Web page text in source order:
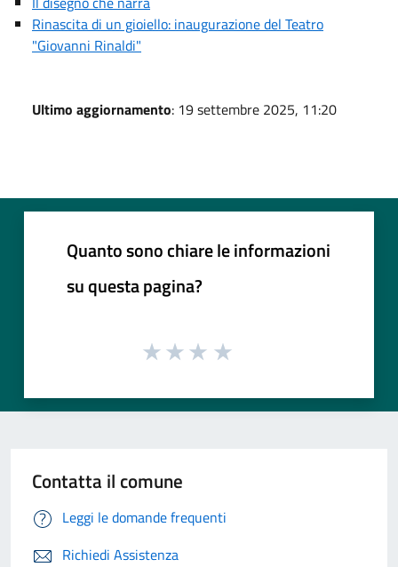
Rinascita di un gioiello: inaugurazione del Teatro
"Giovanni Rinaldi"
Ultimo aggiornamento: 19 settembre 2025, 11:20
Quanto sono chiare le informazioni
su questa pagina?
Contatta il comune
Leggi le domande frequenti
Richiedi Assistenza